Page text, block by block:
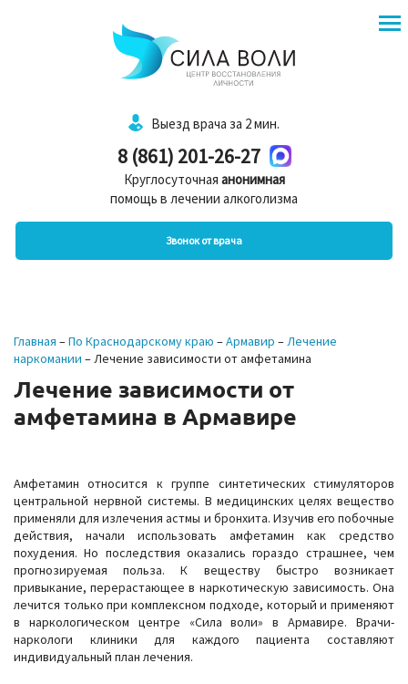
Выезд врача за 2 мин.
8 (861) 201-26-27
Круглосуточная анонимная
помощь в лечении алкоголизма
Звонок от врача
Главная –По Краснодарскому краю –Армавир –Лечение
наркомании –Лечение зависимости от амфетамина
Лечение зависимости от
амфетамина в Армавире
Амфетамин относится к группе синтетических стимуляторов
центральной нервной системы. В медицинских целях вещество
применяли для излечения астмы и бронхита. Изучив его побочные
действия, начали использовать амфетамин как средство
похудения. Но последствия оказались гораздо страшнее, чем
прогнозируемая польза. К веществу быстро возникает
привыкание, перерастающее в наркотическую зависимость. Она
лечится только при комплексном подходе, который и применяют
в наркологическом центре «Сила воли» в Армавире. Врачи-
наркологи клиники для каждого пациента составляют
индивидуальный план лечения.